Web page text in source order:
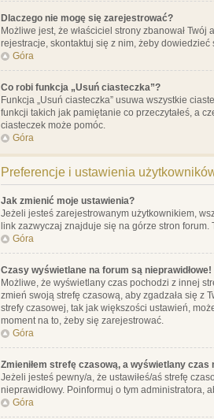
Dlaczego nie mogę się zarejestrować?
Możliwe jest, że właściciel strony zbanował
rejestracje, skontaktuj się z nim, żeby dowiedzieć
Góra
Co robi funkcja „Usuń ciasteczka”?
Funkcja „Usuń ciasteczka” usuwa wszystkie
funkcji takich jak pamiętanie co przeczytałeś, a
ciasteczek może pomóc.
Góra
Preferencje i ustawienia
Jak zmienić moje ustawienia?
Jeżeli jesteś zarejestrowanym użytkownikiem,
link zazwyczaj znajduje się na górze stron
Góra
Czasy wyświetlane na forum są nieprawidłowe!
Możliwe, że wyświetlany czas pochodzi z innej
zmień swoją strefę czasową, aby zgadzała się z
strefy czasowej, tak jak większości ustawień,
moment na to, żeby się zarejestrować.
Góra
Zmieniłem strefę czasową, a wyświetlany czas
Jeżeli jesteś pewny/a, że ustawiłeś/aś strefę
nieprawidłowy. Poinformuj o tym administratora,
Góra